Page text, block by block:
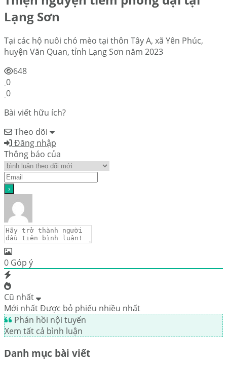
Lạng Sơn
Tại các hộ nuôi chó mèo tại thôn Tây A, xã Yên Phúc,
huyện Văn Quan, tỉnh Lạng Sơn năm 2023
648
0
0
Bài viết hữu ích?
Theo dõi
Đăng nhập
Thông báo của
0 Góp ý
Cũ nhất
Mới nhấtĐược bỏ phiếu nhiều nhất
Phản hồi nội tuyến
Xem tất cả bình luận
Danh mục bài viết